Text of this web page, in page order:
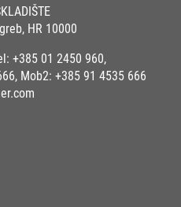
HR 10000
+385 01 2450 960,
, Mob2: +385 91 4535 666